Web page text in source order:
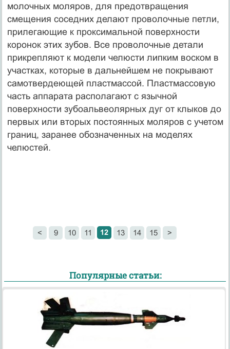
молочных моляров, для предотвращения
смещения соседних делают проволочные петли,
прилегающие к проксимальной поверхности
коронок этих зубов. Все проволочные детали
прикрепляют к модели челюсти липким воском в
участках, которые в дальнейшем не покрывают
самотвердеющей пластмассой. Пластмассовую
часть аппарата располагают с язычной
поверхности зубоальвеолярных дуг от клыков до
первых или вторых постоянных моляров с учетом
границ, заранее обозначенных на моделях
челюстей.
< 9 10 11 12 13 14 15 >
Популярные статьи: